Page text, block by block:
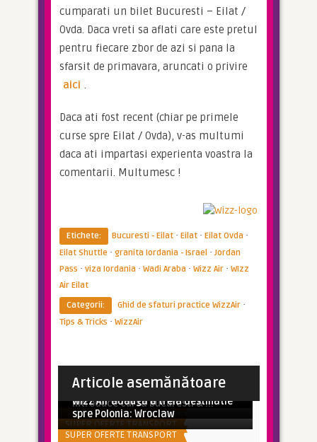
cumparati un bilet Bucuresti – Eilat /
Ovda. Daca vreti sa aflati care este pretul
pentru fiecare zbor de azi si pana la
aici .
Daca ati fost recent (chiar pe primele
curse spre Eilat / Ovda), v-as multumi
daca ati impartasi experienta voastra la
comentarii. Multumesc !
Etichete: Bucuresti - Eilat · Eilat · Eilat Ovda ·
Eilat Shuttle · granita Iordania - Israel · Jordan
Pass · viza Iordania · Wadi Araba · Wizz Air · WIzz
Air Eilat
Categorii:
Ghid de sfaturi practice WizzAir ·
Tips & Tricks · WizzAir
Articole asemănătoare
COMPANII AERIENE
SUPER OFERTE TRANSPORT
Wizz Air muta zborurile din Paris de
la Beauvais la Orly ...
COMPANII AERIENE
Wizz Air renunta la aventurile
SUPER OFERTE TRANSPORT
Imperator
ASTA NU E DE RATAT: Wizz Air
introduce cursa Bucuresti & ...
SUPER OFERTE TRANSPORT
Imperator
Wizz Air adauga a treia destinatie
spre Polonia: Wroclaw